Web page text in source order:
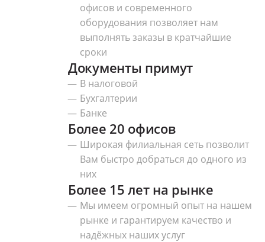
офисов и современного
оборудования позволяет нам
выполнять заказы в кратчайшие
сроки
Документы примут
В налоговой
Бухгалтерии
Банке
Более 20 офисов
Широкая филиальная сеть позволит
Вам быстро добраться до одного из
них
Более 15 лет на рынке
Мы имеем огромный опыт на нашем
рынке и гарантируем качество и
надёжных наших услуг